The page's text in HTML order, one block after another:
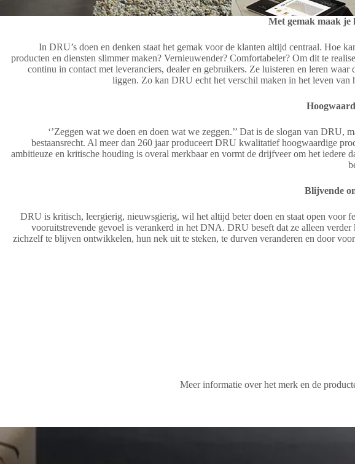
Met gemak maak je
In DRU’s doen en denken staat het gemak voor de klanten altijd centraal. Hoe
producten en diensten slimmer maken? Vernieuwender? Comfortabeler? Om dit te
continu in contact met leveranciers, dealer en gebruikers. Ze luisteren en leren waar
liggen. Zo kan DRU echt het verschil maken in het leven van
‘’Zeggen wat we doen en doen wat we zeggen.’’ Dat is de slogan van DRU,
bestaansrecht. Al meer dan 260 jaar produceert DRU kwalitatief hoogwaardige
ambitieuze en kritische houding is overal merkbaar en vormt de drijfveer om het iedere
Blijvende
DRU is kritisch, leergierig, nieuwsgierig, wil het altijd beter doen en staat open voor
vooruitstrevende gevoel is verankerd in het DNA. DRU beseft dat ze alleen verder
zichzelf te blijven ontwikkelen, hun nek uit te steken, te durven veranderen en door
Meer informatie over het merk en de